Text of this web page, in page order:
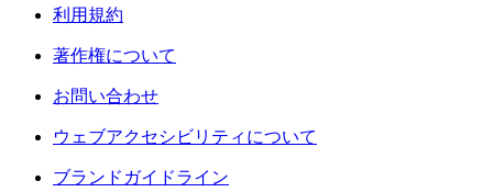
利用規約
著作権について
お問い合わせ
ウェブアクセシビリティについて
ブランドガイドライン